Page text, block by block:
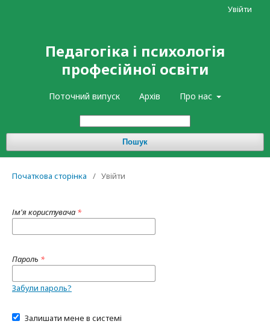
Педагогіка і психологія
професійної освіти
Поточний випуск Архів Про нас
Пошук
Увійти
Початкова сторінка / Увійти
Ім'я користувача *
Пароль *
Забули пароль?
Залишати мене в системі